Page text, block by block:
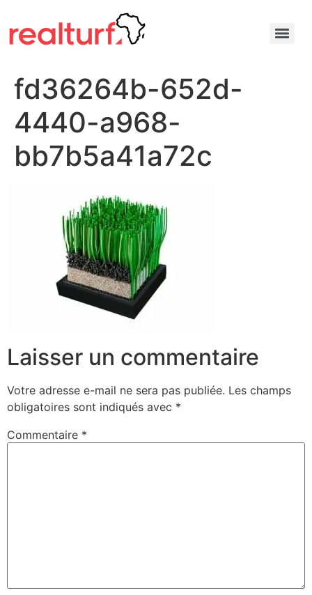
fd36264b-652d-
4440-a968-
bb7b5a41a72c
Laisser un commentaire
Votre adresse e-mail ne sera pas publiée. Les champs
obligatoires sont indiqués avec *
Commentaire *